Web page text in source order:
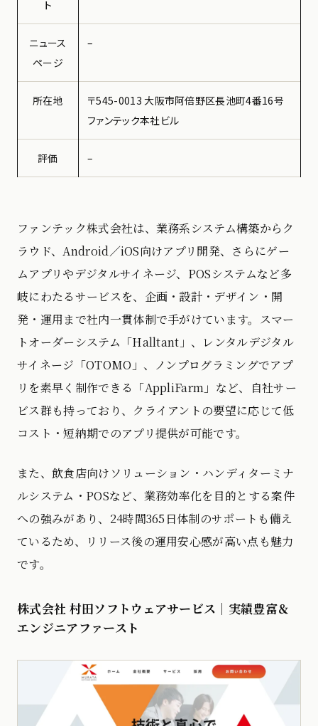
ト
ニュース
ページ
–
所在地
〒545-0013 大阪市阿倍野区長池町4番16号
ファンテック本社ビル
評価 –
ファンテック株式会社は、業務系システム構築からク
ラウド、Android／iOS向けアプリ開発、さらにゲー
ムアプリやデジタルサイネージ、POSシステムなど多
岐にわたるサービスを、企画・設計・デザイン・開
発・運用まで社内一貫体制で手がけています。スマー
トオーダーシステム「Halltant」、レンタルデジタル
サイネージ「OTOMO」、ノンプログラミングでアプ
リを素早く制作できる「AppliFarm」など、自社サー
ビス群も持っており、クライアントの要望に応じて低
コスト・短納期でのアプリ提供が可能です。
また、飲食店向けソリューション・ハンディターミナ
ルシステム・POSなど、業務効率化を目的とする案件
への強みがあり、24時間365日体制のサポートも備え
ているため、リリース後の運用安心感が高い点も魅力
です。
株式会社 村田ソフトウェアサービス｜実績豊富＆
エンジニアファースト